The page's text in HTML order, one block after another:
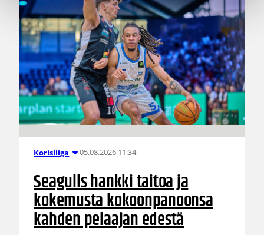
Korisliiga 05.08.2026 11:34
Seagulls hankki taitoa ja
kokemusta kokoonpanoonsa
kahden pelaajan edestä